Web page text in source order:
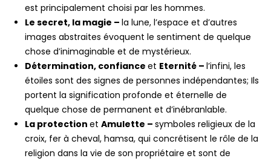
est principalement choisi par les hommes.
Le secret, la magie – la lune, l’espace et d’autres
images abstraites évoquent le sentiment de quelque
chose d’inimaginable et de mystérieux.
Détermination, confiance et Eternité – l’infini, les
étoiles sont des signes de personnes indépendantes; Ils
portent la signification profonde et éternelle de
quelque chose de permanent et d’inébranlable.
La protection et Amulette – symboles religieux de la
croix, fer à cheval, hamsa, qui concrétisent le rôle de la
religion dans la vie de son propriétaire et sont de